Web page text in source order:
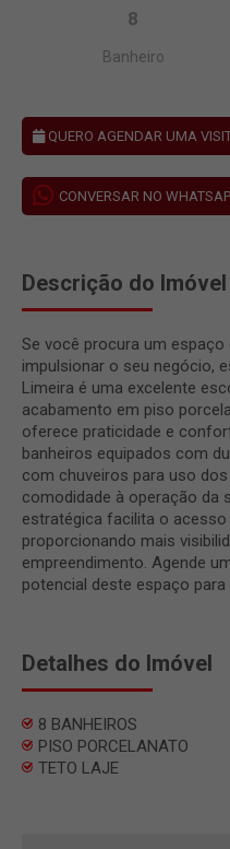
8
Banheiro
QUERO AGENDAR UMA
CONVERSAR NO
Descrição do Imóvel
Se você procura um
impulsionar o seu negócio,
Limeira é uma excelente
acabamento em piso
oferece praticidade e
banheiros equipados com
com chuveiros para uso
comodidade à operação da
estratégica facilita o
proporcionando mais
empreendimento. Agende
potencial deste espaço
Detalhes do Imóvel
8 BANHEIROS
PISO PORCELANATO
TETO LAJE